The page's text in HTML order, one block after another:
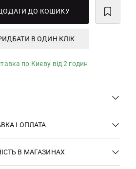
ДО КОШИКУ
В ОДИН КЛІК
по Києву від 2 годин
І ОПЛАТА
В МАГАЗИНАХ